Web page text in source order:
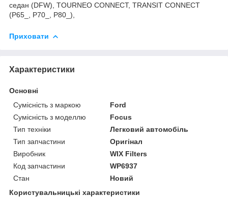
седан (DFW), TOURNEO CONNECT, TRANSIT CONNECT
(P65_, P70_, P80_),
Приховати
Характеристики
Основні
Сумісність з маркою
Ford
Сумісність з моделлю
Focus
Тип техніки
Легковий автомобіль
Тип запчастини
Оригінал
Виробник
WIX Filters
Код запчастини
WP6937
Стан
Новий
Користувальницькі характеристики